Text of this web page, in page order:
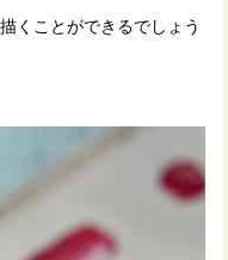
くことができるでしょう